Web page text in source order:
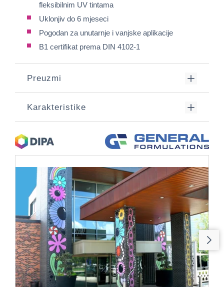
fleksibilnim UV tintama
Uklonjiv do 6 mjeseci
Pogodan za unutarnje i vanjske aplikacije
B1 certifikat prema DIN 4102-1
Preuzmi
Karakteristike